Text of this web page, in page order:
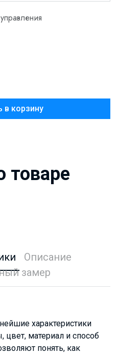
Добавить в корзину
товаре
Описание
замер
характеристики
материал и способ
понять, как